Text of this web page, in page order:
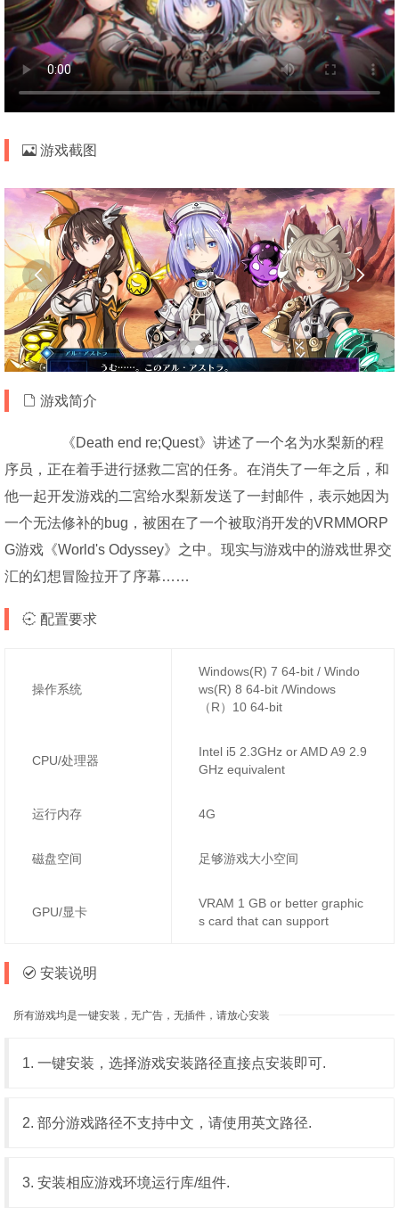
游戏截图
 
游戏简介
《Death end re;Quest》讲述了一个名为水梨新的程
序员，正在着手进行拯救二宮的任务。在消失了一年之后，和
他一起开发游戏的二宮给水梨新发送了一封邮件，表示她因为
一个无法修补的bug，被困在了一个被取消开发的VRMMORP
G游戏《World's Odyssey》之中。现实与游戏中的游戏世界交
汇的幻想冒险拉开了序幕……
配置要求
操作系统
Windows(R) 7 64-bit / Windo
ws(R) 8 64-bit /Windows
（R）10 64-bit
CPU/处理器
Intel i5 2.3GHz or AMD A9 2.9
GHz equivalent
运行内存 4G
磁盘空间 足够游戏大小空间
GPU/显卡
VRAM 1 GB or better graphic
s card that can support
安装说明
所有游戏均是一键安装，无广告，无插件，请放心安装
1. 一键安装，选择游戏安装路径直接点安装即可.
2. 部分游戏路径不支持中文，请使用英文路径.
3. 安装相应游戏环境运行库/组件.